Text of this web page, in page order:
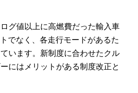
グ値以上に高燃費だった輸入車
でなく、各走行モードがあるた
います。新制度に合わせたクル
にはメリットがある制度改正と